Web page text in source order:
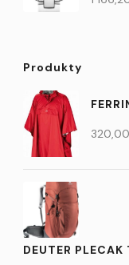
Produkty
320,00
DEUTER